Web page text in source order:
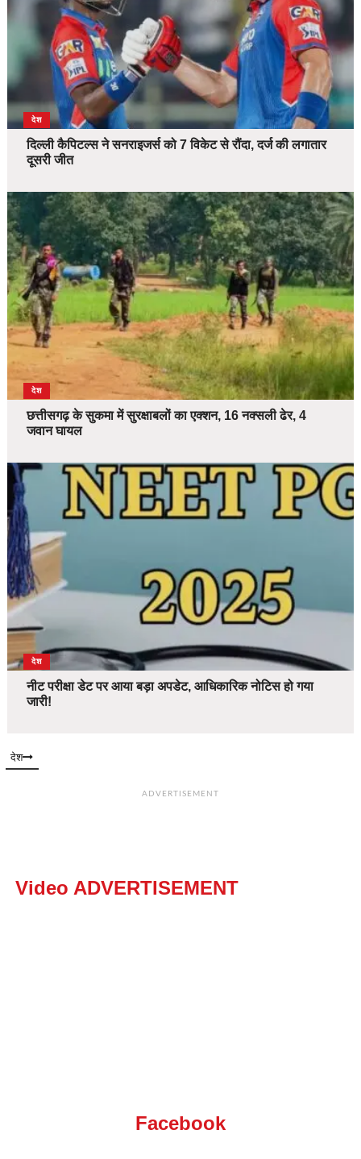
देश
दिल्ली कैपिटल्स ने सनराइजर्स को 7 विकेट से रौंदा, दर्ज की लगातार
दूसरी जीत
देश
छत्तीसगढ़ के सुकमा में सुरक्षाबलों का एक्शन, 16 नक्सली ढेर, 4
जवान घायल
देश
नीट परीक्षा डेट पर आया बड़ा अपडेट, आधिकारिक नोटिस हो गया
जारी!
देश
ADVERTISEMENT
Video ADVERTISEMENT
Facebook